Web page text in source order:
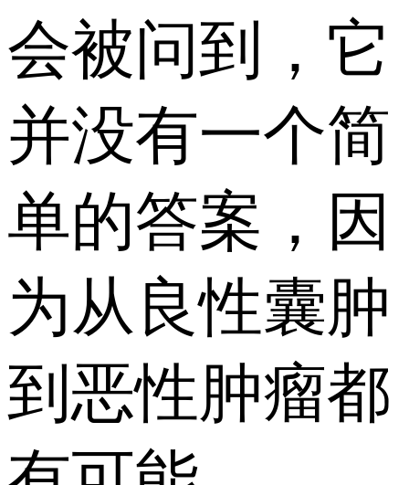
会被问到，它
并没有一个简
单的答案，因
为从良性囊肿
到恶性肿瘤都